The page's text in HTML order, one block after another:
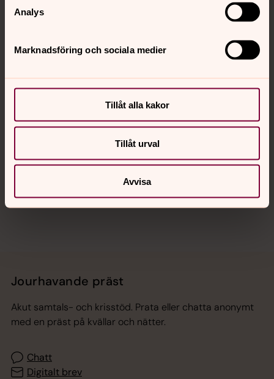
Analys
Marknadsföring och sociala medier
Tillåt alla kakor
Tillåt urval
Avvisa
Kontakt
Kalender
Jourhavande präst
Akut samtals- och krisstöd. Prata eller chatta anonymt
med en präst på kvällar och nätter.
Chatt
Digitalt brev